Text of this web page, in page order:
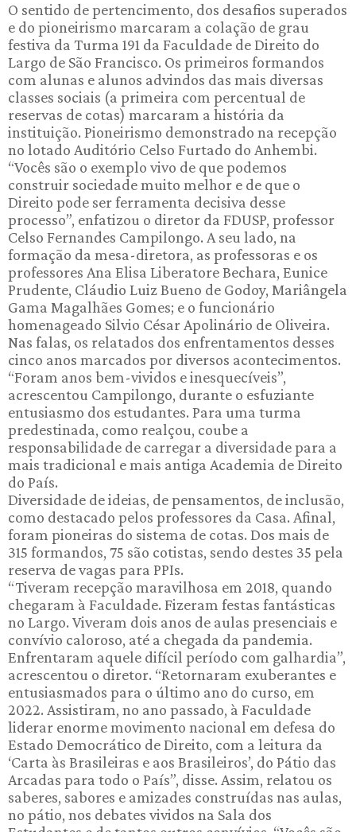
O sentido de pertencimento, dos desafios superados
e do pioneirismo marcaram a colação de grau
festiva da Turma 191 da Faculdade de Direito do
Largo de São Francisco. Os primeiros formandos
com alunas e alunos advindos das mais diversas
classes sociais (a primeira com percentual de
reservas de cotas) marcaram a história da
instituição. Pioneirismo demonstrado na recepção
no lotado Auditório Celso Furtado do Anhembi.
“Vocês são o exemplo vivo de que podemos
construir sociedade muito melhor e de que o
Direito pode ser ferramenta decisiva desse
processo”, enfatizou o diretor da FDUSP, professor
Celso Fernandes Campilongo. A seu lado, na
formação da mesa-diretora, as professoras e os
professores Ana Elisa Liberatore Bechara, Eunice
Prudente, Cláudio Luiz Bueno de Godoy, Mariângela
Gama Magalhães Gomes; e o funcionário
homenageado Silvio César Apolinário de Oliveira.
Nas falas, os relatados dos enfrentamentos desses
cinco anos marcados por diversos acontecimentos.
“Foram anos bem-vividos e inesquecíveis”,
acrescentou Campilongo, durante o esfuziante
entusiasmo dos estudantes. Para uma turma
predestinada, como realçou, coube a
responsabilidade de carregar a diversidade para a
mais tradicional e mais antiga Academia de Direito
do País.
Diversidade de ideias, de pensamentos, de inclusão,
como destacado pelos professores da Casa. Afinal,
foram pioneiras do sistema de cotas. Dos mais de
315 formandos, 75 são cotistas, sendo destes 35 pela
reserva de vagas para PPIs.
“Tiveram recepção maravilhosa em 2018, quando
chegaram à Faculdade. Fizeram festas fantásticas
no Largo. Viveram dois anos de aulas presenciais e
convívio caloroso, até a chegada da pandemia.
Enfrentaram aquele difícil período com galhardia”,
acrescentou o diretor. “Retornaram exuberantes e
entusiasmados para o último ano do curso, em
2022. Assistiram, no ano passado, à Faculdade
liderar enorme movimento nacional em defesa do
Estado Democrático de Direito, com a leitura da
‘Carta às Brasileiras e aos Brasileiros’, do Pátio das
Arcadas para todo o País”, disse. Assim, relatou os
saberes, sabores e amizades construídas nas aulas,
no pátio, nos debates vividos na Sala dos